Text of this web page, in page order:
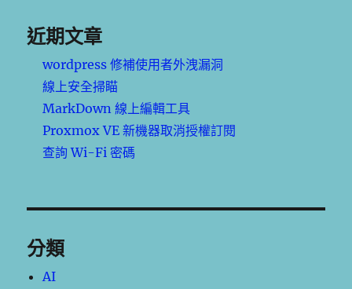
近期文章
wordpress 修補使用者外洩漏洞
線上安全掃瞄
MarkDown 線上編輯工具
Proxmox VE 新機器取消授權訂閱
查詢 Wi-Fi 密碼
分類
AI